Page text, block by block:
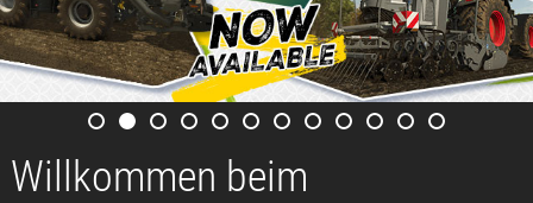
Willkommen beim